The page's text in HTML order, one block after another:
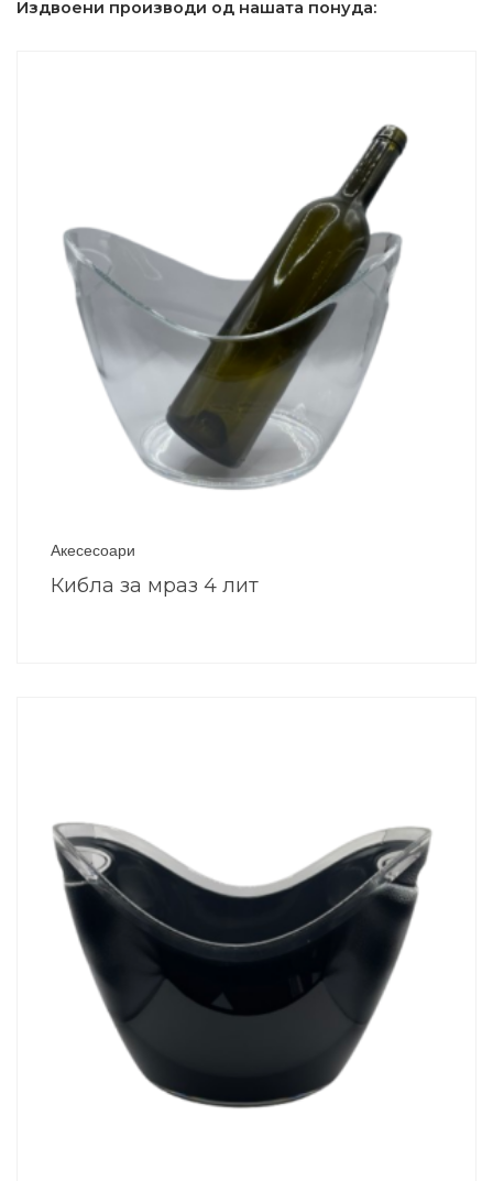
Издвоени производи од нашата понуда:
Акесесоари
Кибла за мраз 4 лит